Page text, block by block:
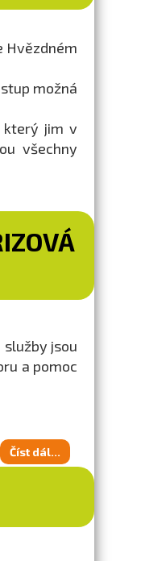
Hvězdném
možná
který jim v
všechny
služby jsou
a pomoc
Číst dál...